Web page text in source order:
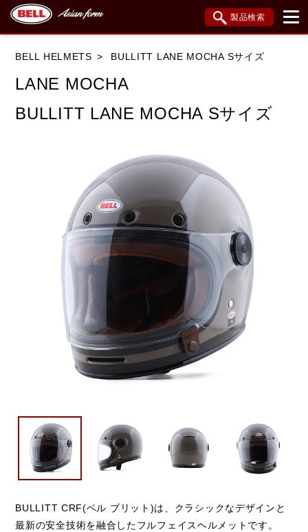
製品検索
データを準備しています。
BELL HELMETS BULLITT LANE MOCHA Sサイズ
LANE MOCHA
BULLITT LANE MOCHA Sサイズ
BULLITT CRF(ベル ブリット)は、クラシックなデザインと
最新の安全技術を融合したフルフェイスヘルメットです。